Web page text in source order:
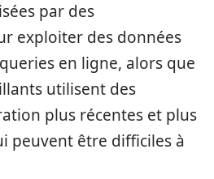
par des
exploiter des données
en ligne, alors que
utilisent des
plus récentes et plus
peuvent être difficiles à